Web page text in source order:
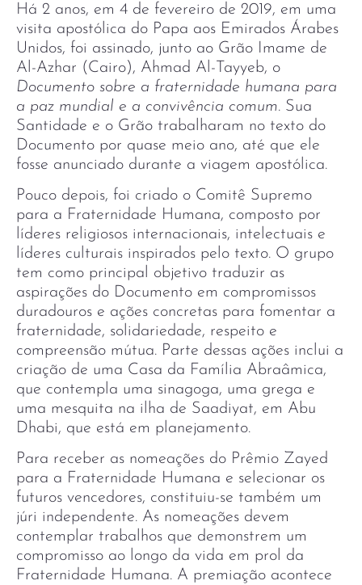
Há 2 anos, em 4 de fevereiro de 2019, em uma
visita apostólica do Papa aos Emirados Árabes
Unidos, foi assinado, junto ao Grão Imame de
Al-Azhar (Cairo), Ahmad Al-Tayyeb, o
Documento sobre a fraternidade humana para
a paz mundial e a convivência comum. Sua
Santidade e o Grão trabalharam no texto do
Documento por quase meio ano, até que ele
fosse anunciado durante a viagem apostólica.
Pouco depois, foi criado o Comitê Supremo
para a Fraternidade Humana, composto por
líderes religiosos internacionais, intelectuais e
líderes culturais inspirados pelo texto. O grupo
tem como principal objetivo traduzir as
aspirações do Documento em compromissos
duradouros e ações concretas para fomentar a
fraternidade, solidariedade, respeito e
compreensão mútua. Parte dessas ações inclui a
criação de uma Casa da Família Abraâmica,
que contempla uma sinagoga, uma grega e
uma mesquita na ilha de Saadiyat, em Abu
Dhabi, que está em planejamento.
Para receber as nomeações do Prêmio Zayed
para a Fraternidade Humana e selecionar os
futuros vencedores, constituiu-se também um
júri independente. As nomeações devem
contemplar trabalhos que demonstrem um
compromisso ao longo da vida em prol da
Fraternidade Humana. A premiação acontece